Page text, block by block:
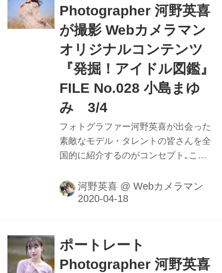
メる様子を堪能しよう。
Photographer 河野英喜
が撮影 Webカメラマン
オリジナルコンテンツ
『発掘！アイドル図鑑』
FILE No.028 小島まゆ
み 3/4
フォトグラファー河野英喜が出会った
素敵なモデル・タレントの皆さんを全
国的に紹介するのがコンセプト｡ここ
インダー内の様子を垣間見ることがで
きるのはもちろん､週替わりの撮影小
モデルの動きに合わせてフレームをキ
メる様子を堪能しよう。
河野英喜 @ Webカメラマン
ポートレート
Photographer 河野英喜